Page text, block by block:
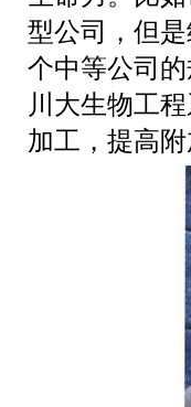
型公司，但
个中等公司
川大生物工
加工，提高